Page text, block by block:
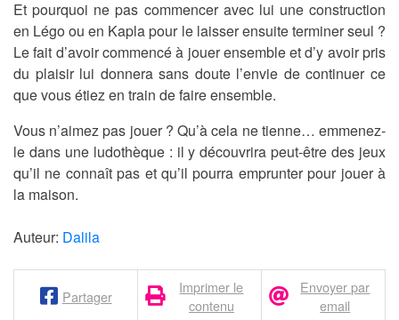
Et pourquoi ne pas commencer avec lui une construction
en Légo ou en Kapla pour le laisser ensuite terminer seul ?
Le fait d’avoir commencé à jouer ensemble et d’y avoir pris
du plaisir lui donnera sans doute l’envie de continuer ce
que vous étiez en train de faire ensemble.
Vous n’aimez pas jouer ? Qu’à cela ne tienne… emmenez-
le dans une ludothèque : il y découvrira peut-être des jeux
qu’il ne connaît pas et qu’il pourra emprunter pour jouer à
la maison.
Auteur: Dalila
Partager
Imprimer le
contenu
Envoyer par
email